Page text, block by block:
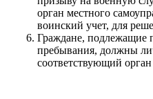
орган местного
воинский учет, для
Граждане, подлежащие
пребывания, должны
соответствующий